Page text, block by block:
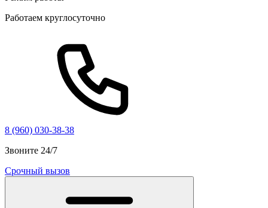
Работаем круглосуточно
8 (960) 030-38-38
Звоните 24/7
Срочный вызов